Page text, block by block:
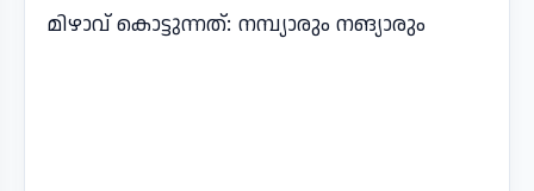
മിഴാവ് കൊട്ടുന്നത്: നമ്പ്യാരും നങ്യാരും